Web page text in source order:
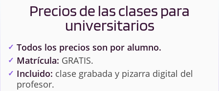
Precios de las clases para
universitarios
Todos los precios son por alumno.
Matrícula: GRATIS.
Incluido: clase grabada y pizarra digital del
profesor.